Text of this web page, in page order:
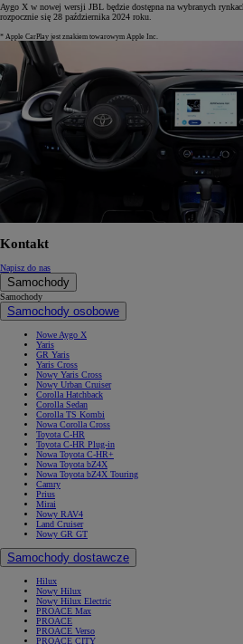
Aygo X w nowej wersji JBL będzie dostępna na wybranych
rozpocznie się 28 października 2024 roku.
* Apple CarPlay jest znakiem towarowym Apple Inc.
Kontakt
Napisz do nas
Samochody
Samochody
Samochody osobowe
Nowe Aygo X
Yaris
GR Yaris
Yaris Cross
Nowy Yaris Cross
Nowy Urban Cruiser
Corolla Hatchback
Corolla Sedan
Corolla TS Kombi
Nowa Corolla Cross
Toyota C-HR
Toyota C-HR Plug-in
Nowa Toyota C-HR+
Nowa Toyota bZ4X
Nowa Toyota bZ4X Touring
Camry
Prius
Mirai
Nowy RAV4
Land Cruiser
Nowy GR GT
Samochody dostawcze
Hilux
Nowy Hilux
Nowy Hilux Electric
PROACE Max
PROACE
PROACE Verso
PROACE CITY